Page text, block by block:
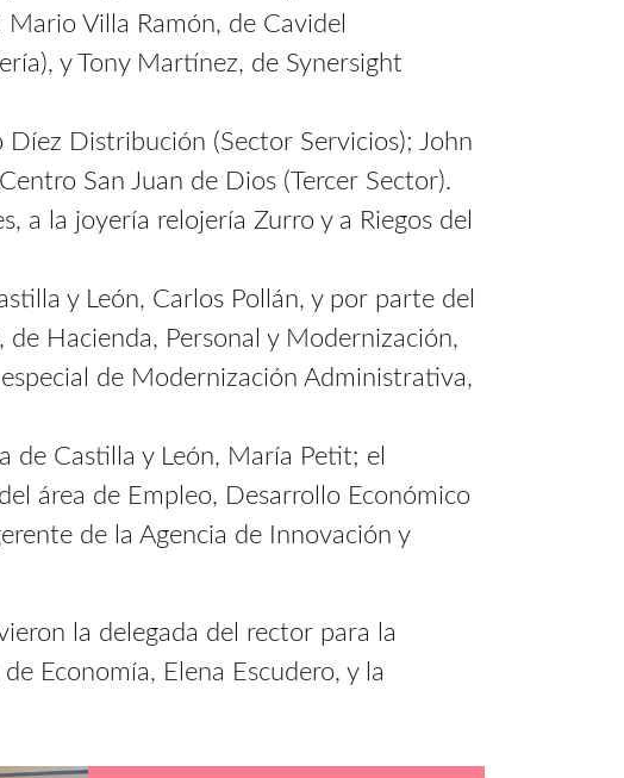
Villa Ramón, de Cavidel
y Tony Martínez, de Synersight
Distribución (Sector Servicios); John
San Juan de Dios (Tercer Sector).
a la joyería relojería Zurro y a Riegos del
y León, Carlos Pollán, y por parte del
Hacienda, Personal y Modernización,
de Modernización Administrativa,
de Castilla y León, María Petit; el
área de Empleo, Desarrollo Económico
de la Agencia de Innovación y
la delegada del rector para la
Economía, Elena Escudero, y la